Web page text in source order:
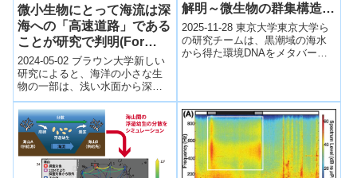
微小生物にとって海流は深
海への「高速道路」である
ことが研究で判明(For
microscopic organisms,
ocean currents act as
‘expressway’ to deeper
depths, study finds)
2024-05-02 ブラウン大学新しい
研究によると、海洋の小さな生
物の一部は、浅い水面から深い
深さに運ばれ、海の化学や生態
系に大きな影響を与えているそ
うです。...
解明～微生物の群集構造や
分布パターンから探る生態
系構造～
2025-11-28 東京大学東京大学ら
の研究チームは、黒潮域の海水
から得た環境DNAをメタバーコ